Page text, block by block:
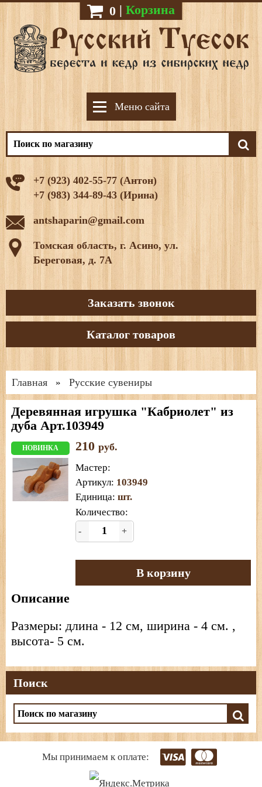
0 | Корзина
Меню сайта
+7 (923) 402-55-77 (Антон)
+7 (983) 344-89-43 (Ирина)
antshaparin@gmail.com
Томская область, г. Асино, ул.
Береговая, д. 7А
Заказать звонок
Каталог товаров
Главная » Русские сувениры
Деревянная игрушка "Кабриолет" из
дуба Арт.103949
НОВИНКА 210 руб.
Мастер:
Артикул: 103949
Единица: шт.
Количество:
- +
В корзину
Описание
Размеры: длина - 12 см, ширина - 4 см. ,
высота- 5 см.
Поиск
Мы принимаем к оплате: